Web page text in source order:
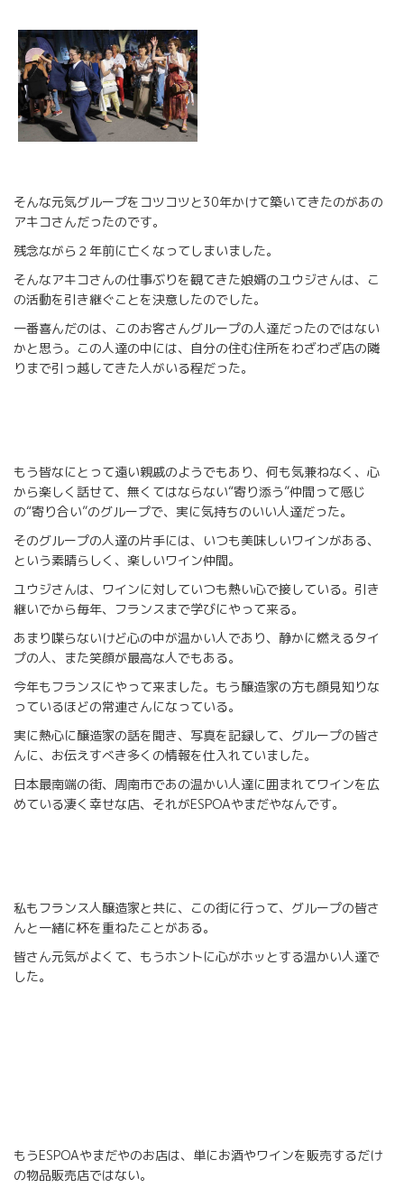
そんな元気グループをコツコツと30年かけて築いてきたのがあの
アキコさんだったのです。
残念ながら２年前に亡くなってしまいました。
そんなアキコさんの仕事ぶりを観てきた娘婿のユウジさんは、こ
の活動を引き継ぐことを決意したのでした。
一番喜んだのは、このお客さんグループの人達だったのではない
かと思う。この人達の中には、自分の住む住所をわざわざ店の隣
りまで引っ越してきた人がいる程だった。
もう皆なにとって遠い親戚のようでもあり、何も気兼ねなく、心
から楽しく話せて、無くてはならない“寄り添う”仲間って感じ
の“寄り合い”のグループで、実に気持ちのいい人達だった。
そのグループの人達の片手には、いつも美味しいワインがある、
という素晴らしく、楽しいワイン仲間。
ユウジさんは、ワインに対していつも熱い心で接している。引き
継いでから毎年、フランスまで学びにやって来る。
あまり喋らないけど心の中が温かい人であり、静かに燃えるタイ
プの人、また笑顔が最高な人でもある。
今年もフランスにやって来ました。もう醸造家の方も顔見知りな
っているほどの常連さんになっている。
実に熱心に醸造家の話を聞き、写真を記録して、グループの皆さ
んに、お伝えすべき多くの情報を仕入れていました。
日本最南端の街、周南市であの温かい人達に囲まれてワインを広
めている凄く幸せな店、それがESPOAやまだやなんです。
私もフランス人醸造家と共に、この街に行って、グループの皆さ
んと一緒に杯を重ねたことがある。
皆さん元気がよくて、もうホントに心がホッとする温かい人達で
した。
もうESPOAやまだやのお店は、単にお酒やワインを販売するだけ
の物品販売店ではない。